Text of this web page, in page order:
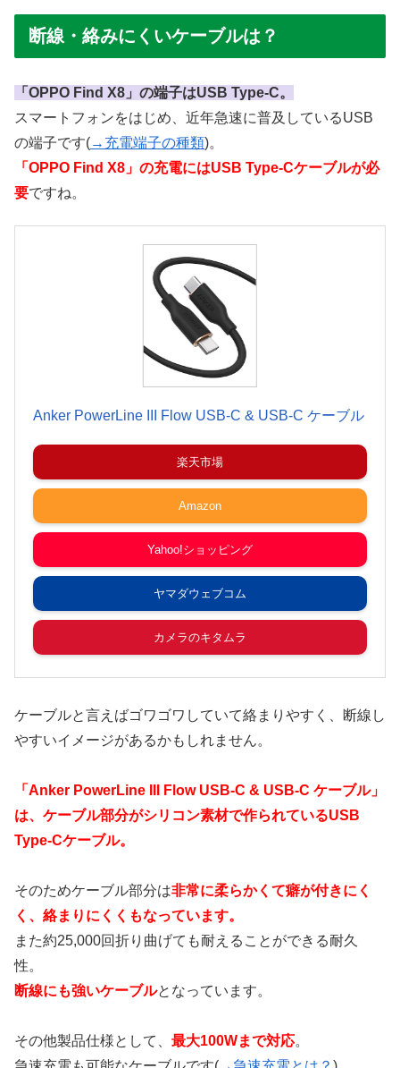
断線・絡みにくいケーブルは？
「OPPO Find X8」の端子はUSB Type-C。
スマートフォンをはじめ、近年急速に普及しているUSB
の端子です(→充電端子の種類)。
「OPPO Find X8」の充電にはUSB Type-Cケーブルが必
要ですね。
Anker PowerLine III Flow USB-C & USB-C ケーブル
楽天市場
Amazon
Yahoo!ショッピング
ヤマダウェブコム
カメラのキタムラ
ケーブルと言えばゴワゴワしていて絡まりやすく、断線し
やすいイメージがあるかもしれません。
「Anker PowerLine III Flow USB-C & USB-C ケーブル」
は、ケーブル部分がシリコン素材で作られているUSB
Type-Cケーブル。
そのためケーブル部分は非常に柔らかくて癖が付きにく
く、絡まりにくくもなっています。
また約25,000回折り曲げても耐えることができる耐久
性。
断線にも強いケーブルとなっています。
その他製品仕様として、 最大100Wまで対応。